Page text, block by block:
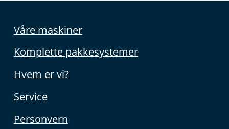
Våre maskiner
Komplette pakkesystemer
Hvem er vi?
Service
Personvern